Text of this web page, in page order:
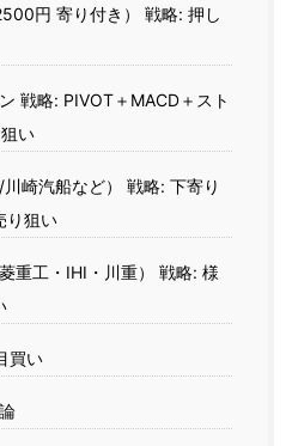
円 寄り付き） 戦略: 押し
戦略: PIVOT＋MACD＋スト
い
崎汽船など） 戦略: 下寄り
り狙い
重工・IHI・川重） 戦略: 様
買い